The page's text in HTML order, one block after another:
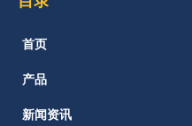
首页
产品
新闻资讯